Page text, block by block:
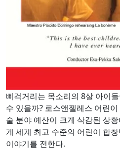
삐걱거리는 목소리의 8살 아이
수 있을까? 로스앤젤레스 어린
술 분야 예산이 크게 삭감된 상
게 세계 최고 수준의 어린이 합
이야기를 전한다.